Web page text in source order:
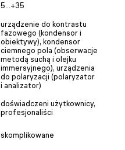
5...+35
urządzenie do kontrastu
fazowego (kondensor i
obiektywy), kondensor
ciemnego pola (obserwacje
metodą suchą i olejku
immersyjnego), urządzenia
do polaryzacji (polaryzator
i analizator)
doświadczeni użytkownicy,
profesjonaliści
skomplikowane